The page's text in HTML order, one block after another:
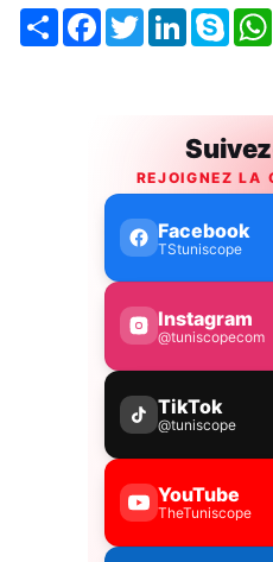
Share FacebookTwitterLinkedInSkype